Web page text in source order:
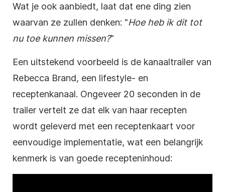
Wat je ook aanbiedt, laat dat ene ding zien
waarvan ze zullen denken: "Hoe heb ik dit tot
nu toe kunnen missen?"
Een uitstekend voorbeeld is de kanaaltrailer van
Rebecca Brand, een lifestyle- en
receptenkanaal. Ongeveer 20 seconden in de
trailer vertelt ze dat elk van haar recepten
wordt geleverd met een receptenkaart voor
eenvoudige implementatie, wat een belangrijk
kenmerk is van goede recepteninhoud: